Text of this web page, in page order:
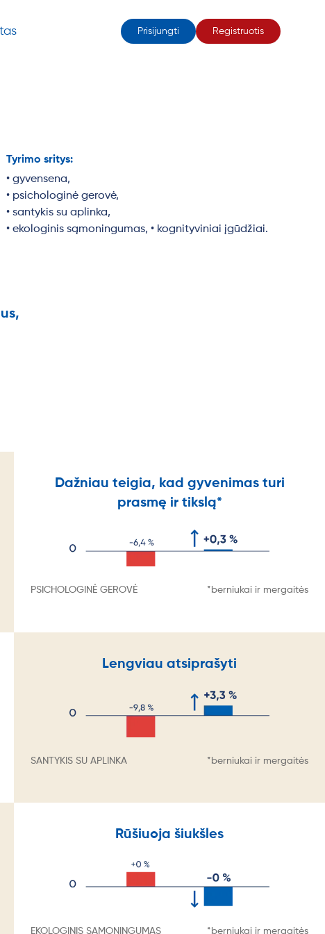
Prisijungti Registruotis
Tyrimo sritys:
• gyvensena,
• psichologinė gerovė,
• santykis su aplinka,
• ekologinis sąmoningumas, • kognityviniai įgūdžiai.
Dažniau teigia, kad gyvenimas turi
prasmę ir tikslą*
PSICHOLOGINĖ GEROVĖ *berniukai ir mergaitės
Lengviau atsiprašyti
SANTYKIS SU APLINKA *berniukai ir mergaitės
Rūšiuoja šiukšles
EKOLOGINIS SĄMONINGUMAS *berniukai ir mergaitės